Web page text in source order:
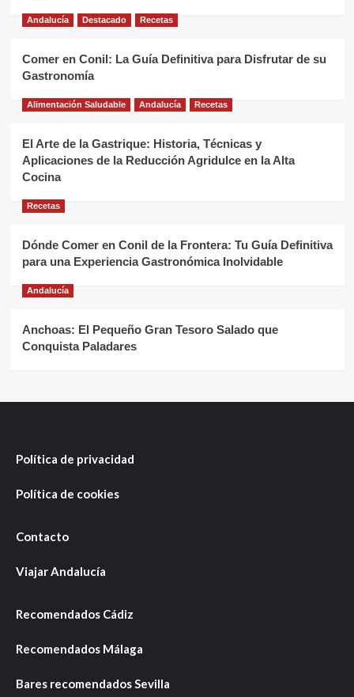
Andalucía Destacado Recetas
Comer en Conil: La Guía Definitiva para Disfrutar de su
Gastronomía
Alimentación Saludable Andalucía Recetas
El Arte de la Gastrique: Historia, Técnicas y
Aplicaciones de la Reducción Agridulce en la Alta
Cocina
Recetas
Dónde Comer en Conil de la Frontera: Tu Guía Definitiva
para una Experiencia Gastronómica Inolvidable
Andalucía
Anchoas: El Pequeño Gran Tesoro Salado que
Conquista Paladares
Política de privacidad
Política de cookies
Contacto
Viajar Andalucía
Recomendados Cádiz
Recomendados Málaga
Bares recomendados Sevilla